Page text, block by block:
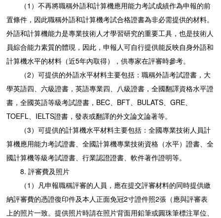
（1）不再將職稱外語和計算機應用能力考試成績作為申報的前
置條件，因此職稱外語和計算機考試合格證書為非必需提供的材料。
外語和計算機能力是專業技術人才學習研究的重要工具，也是技術人
員綜合能力素質的體現，因此，申報人可自行提供能反映自身外語和
計算機水平的材料（近5年內取得），供專家在評審時參考。
（2）可提供的外語水平材料主要包括：職稱外語考試證書，大
學英語四、六級證書，英語專業四、八級證書，全國翻譯資格水平證
書，全國英語等級考試證書，BEC、BFT、BULATS、GRE、
TOEFL、IELTS證書，發表或翻譯的外文論文論著等。
（3）可提供的計算機水平材料主要包括：全國專業技術人員計
算機應用能力考試證書、全國計算機專業技術資格（水平）證書、全
國計算機等級考試證書、行業認證證書、軟件著作證明等。
8. 評審費及照片
（1）凡申報職稱評審的人員，應在提交評審材料的同時提供繳
納評審費的憑證復印件及本人正面免冠2寸證件照2張（應與評審表
上的照片一致。提供照片時請在照片背面用鉛筆或圓珠筆標注單位、